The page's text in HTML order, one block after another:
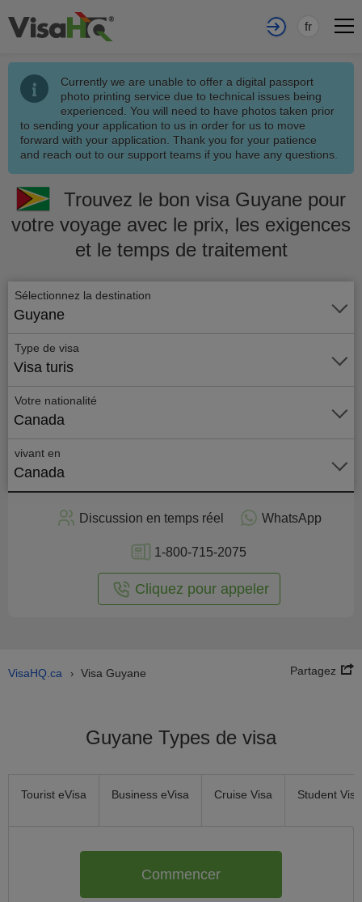
fr
Currently we are unable to offer a digital passport
photo printing service due to technical issues being
experienced. You will need to have photos taken prior
to sending your application to us in order for us to move
forward with your application. Thank you for your patience
and reach out to our support teams if you have any questions.
Trouvez le bon visa Guyane pour
votre voyage avec le prix, les exigences
et le temps de traitement
Sélectionnez la destination
Guyane
Type de visa
Visa turis
Votre nationalité
Canada
vivant en
Canada
Discussion en temps réel WhatsApp
1-800-715-2075
Cliquez pour appeler
VisaHQ.ca › Visa Guyane Partagez
Guyane Types de visa
Tourist eVisa Business eVisa Cruise Visa Student Visa
Commencer